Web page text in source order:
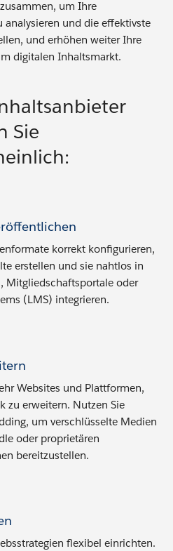
um Ihre
analysieren und die effektivste
und erhöhen weiter Ihre
digitalen Inhaltsmarkt.
Sie
korrekt konfigurieren,
erstellen und sie nahtlos in
Mitgliedschaftsportale oder
(LMS) integrieren.
Websites und Plattformen,
zu erweitern. Nutzen Sie
um verschlüsselte Medien
oder proprietären
bereitzustellen.
flexibel einrichten.